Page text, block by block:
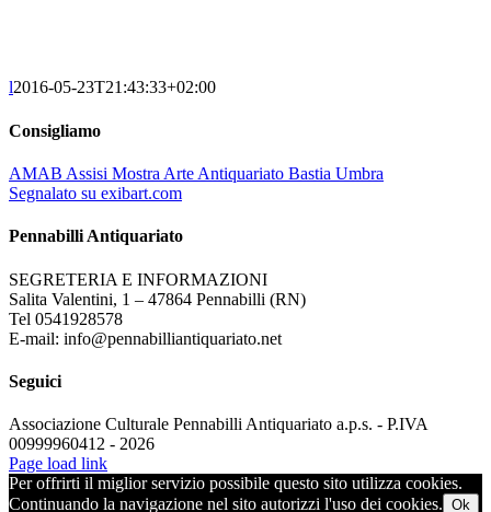
l2016-05-23T21:43:33+02:00
Consigliamo
AMAB Assisi Mostra Arte Antiquariato Bastia Umbra
Segnalato su exibart.com
Pennabilli Antiquariato
SEGRETERIA E INFORMAZIONI
Salita Valentini, 1 – 47864 Pennabilli (RN)
Tel 0541928578
E-mail: info@pennabilliantiquariato.net
Seguici
Associazione Culturale Pennabilli Antiquariato a.p.s. - P.IVA
00999960412 - 2026
Page load link
Per offrirti il miglior servizio possibile questo sito utilizza cookies.
Continuando la navigazione nel sito autorizzi l'uso dei cookies. Ok